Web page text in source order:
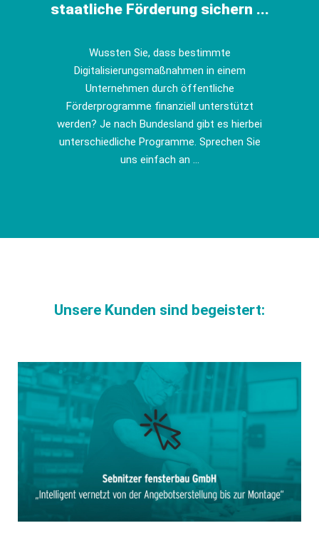
staatliche Förderung sichern ...
Wussten Sie, dass bestimmte
Digitalisierungsmaßnahmen in einem
Unternehmen durch öffentliche
Förderprogramme finanziell unterstützt
werden? Je nach Bundesland gibt es hierbei
unterschiedliche Programme. Sprechen Sie
uns einfach an ...
Unsere Kunden sind begeistert: